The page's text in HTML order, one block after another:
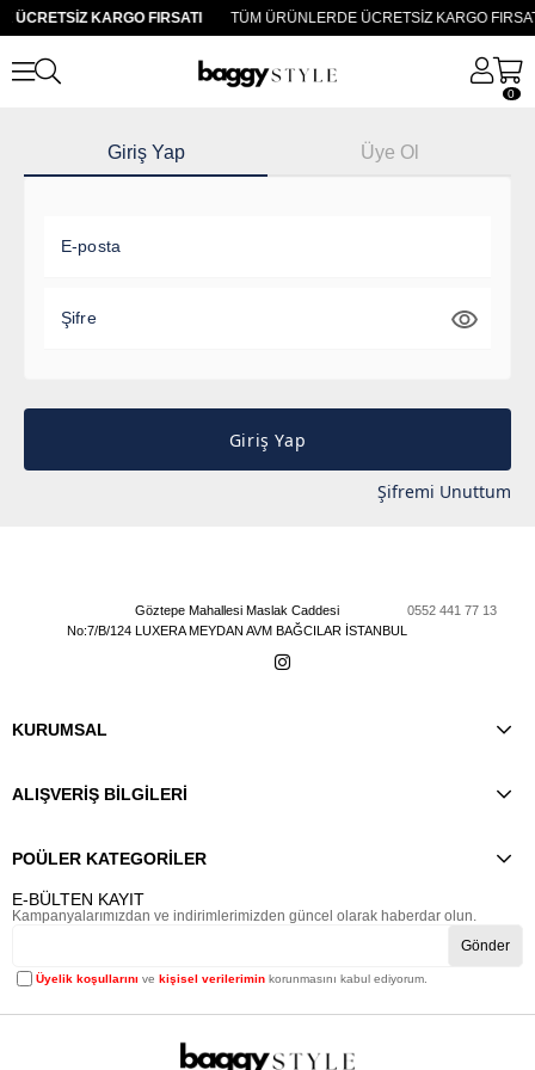
ÜCRETSİZ KARGO FIRSATI TÜM ÜRÜNLERDE ÜCRETSİZ KARGO
0
Giriş Yap Üye Ol
E-posta
Şifre
Giriş Yap
Şifremi Unuttum
Göztepe Mahallesi Maslak Caddesi
No:7/B/124 LUXERA MEYDAN AVM BAĞCILAR İSTANBUL
0552 441 77 13
KURUMSAL
ALIŞVERİŞ BİLGİLERİ
POÜLER KATEGORİLER
E-BÜLTEN KAYIT
Kampanyalarımızdan ve indirimlerimizden güncel olarak haberdar olun.
Gönder
Üyelik koşullarını ve kişisel verilerimin korunmasını kabul ediyorum.